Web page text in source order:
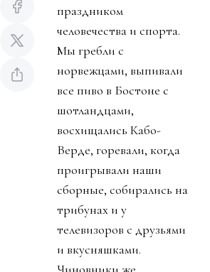
праздником
человечества и спорта.
Мы гребли с
норвежцами, выпивали
все пиво в Бостоне с
шотландцами,
восхищались Кабо-
Верде, горевали, когда
проигрывали наши
сборные, собирались на
трибунах и у
телевизоров с друзьями
и вкусняшками.